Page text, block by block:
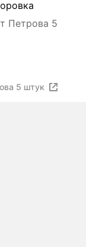
Петрова 5
5 штук